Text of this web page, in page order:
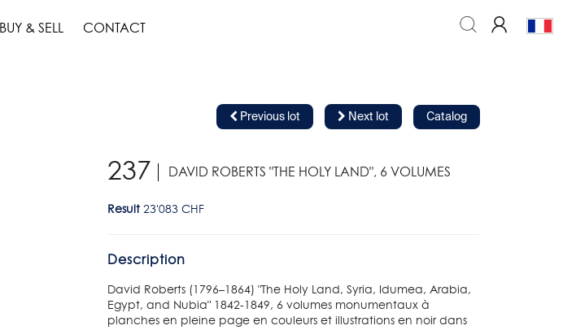
BUY & SELL CONTACT
Previous lot Next lot Catalog
237 DAVID ROBERTS "THE HOLY LAND", 6 VOLUMES
Result 23'083 CHF
Description
David Roberts (1796–1864) "The Holy Land, Syria, Idumea, Arabia,
Egypt, and Nubia" 1842-1849, 6 volumes monumentaux à
planches en pleine page en couleurs et illustrations en noir dans